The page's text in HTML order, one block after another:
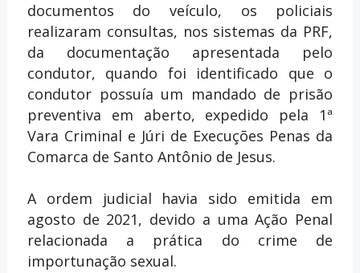
documentos do veículo, os policiais
realizaram consultas, nos sistemas da PRF,
da documentação apresentada pelo
condutor, quando foi identificado que o
condutor possuía um mandado de prisão
preventiva em aberto, expedido pela 1ª
Vara Criminal e Júri de Execuções Penas da
Comarca de Santo Antônio de Jesus.
A ordem judicial havia sido emitida em
agosto de 2021, devido a uma Ação Penal
relacionada a prática do crime de
importunação sexual.